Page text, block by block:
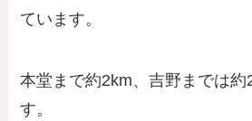
ています。
本堂まで約2km、吉野までは
す。